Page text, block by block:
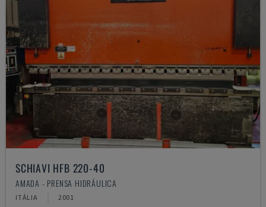
SCHIAVI HFB 220-40
AMADA - PRENSA HIDRÁULICA
ITÁLIA 2001